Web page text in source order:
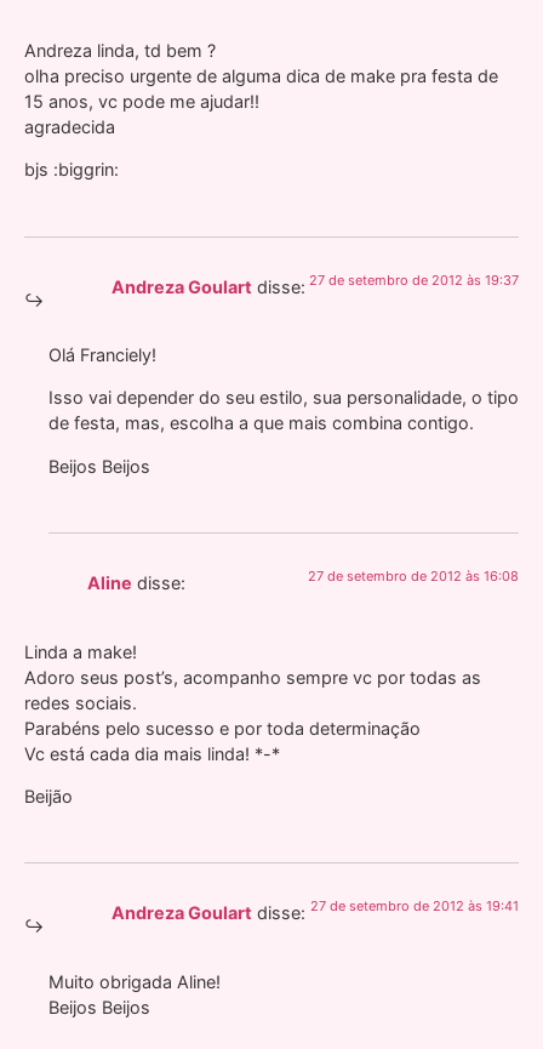
Andreza linda, td bem ?
olha preciso urgente de alguma dica de make pra festa de
15 anos, vc pode me ajudar!!
agradecida
bjs :biggrin:
Andreza Goulart disse: 27 de setembro de 2012 às 19:37
Olá Franciely!
Isso vai depender do seu estilo, sua personalidade, o tipo
de festa, mas, escolha a que mais combina contigo.
Beijos Beijos
Aline disse: 27 de setembro de 2012 às 16:08
Linda a make!
Adoro seus post’s, acompanho sempre vc por todas as
redes sociais.
Parabéns pelo sucesso e por toda determinação
Vc está cada dia mais linda! *-*
Beijão
Andreza Goulart disse: 27 de setembro de 2012 às 19:41
Muito obrigada Aline!
Beijos Beijos